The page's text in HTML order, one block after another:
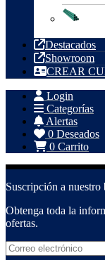
Destacados
Showroom
CREAR
Login
Categorías
Alertas
0 Deseados
0 Carrito
Suscripción a nuestro
Obtenga toda la
ofertas.